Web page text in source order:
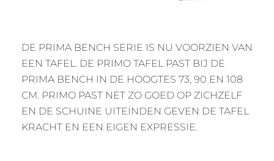
DE PRIMA BENCH SERIE IS NU VOORZIEN VAN
EEN TAFEL. DE PRIMO TAFEL PAST BIJ DE
PRIMA BENCH IN DE HOOGTES 73, 90 EN 108
CM. PRIMO PAST NET ZO GOED OP ZICHZELF
EN DE SCHUINE UITEINDEN GEVEN DE TAFEL
KRACHT EN EEN EIGEN EXPRESSIE.